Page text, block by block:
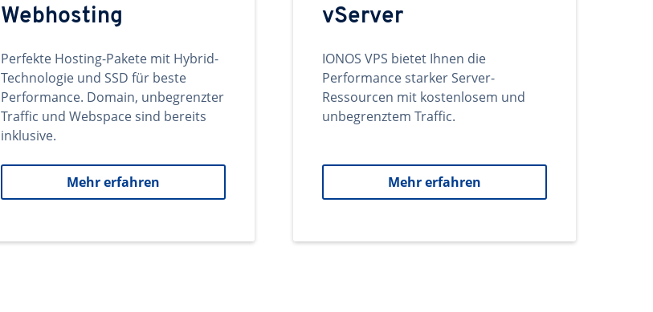
Webhosting
Perfekte Hosting-Pakete mit Hybrid-
Technologie und SSD für beste
Performance. Domain, unbegrenzter
Traffic und Webspace sind bereits
inklusive.
Mehr erfahren
vServer
IONOS VPS bietet Ihnen die
Performance starker Server-
Ressourcen mit kostenlosem und
unbegrenztem Traffic.
Mehr erfahren